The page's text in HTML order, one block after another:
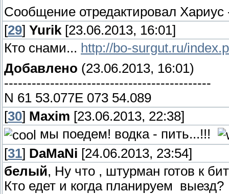
Сообщение отредактировал Хариус
[29] Yurik [23.06.2013, 16:01]
Кто снами... http://bo-surgut.ru/
Добавлено (23.06.2013, 16:01)
---------------------------------------------
N 61 53.077E 073 54.089
[30] Maxim [23.06.2013, 22:38]
мы поедем! водка - пить...!!!
[31] DaMaNi [24.06.2013, 23:54]
белый, Ну что , штурман готов к
Кто едет и когда планируем выезд?